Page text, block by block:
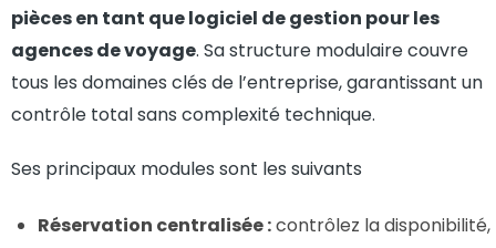
pièces en tant que logiciel de gestion pour les
agences de voyage. Sa structure modulaire couvre
tous les domaines clés de l’entreprise, garantissant un
contrôle total sans complexité technique.
Ses principaux modules sont les suivants
Réservation centralisée :contrôlez la disponibilité,